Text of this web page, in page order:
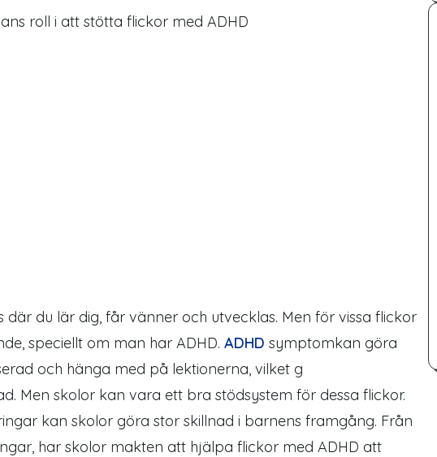
där du lär dig, får vänner och utvecklas. Men för vissa flickor
speciellt om man har ADHD. ADHD symptomkan göra
och hänga med på lektionerna, vilket g
Men skolor kan vara ett bra stödsystem för dessa flickor.
kan skolor göra stor skillnad i barnens framgång. Från
har skolor makten att hjälpa flickor med ADHD att